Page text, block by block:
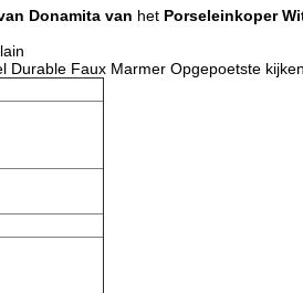
Donamita van het Porseleinkoper
Faux Marmer Opgepoetste